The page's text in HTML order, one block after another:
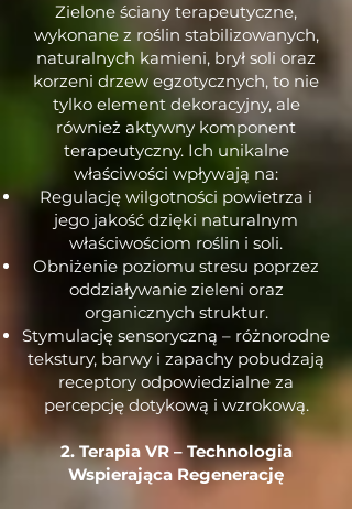
Zielone ściany terapeutyczne,
wykonane z roślin stabilizowanych,
naturalnych kamieni, brył soli oraz
korzeni drzew egzotycznych, to nie
tylko element dekoracyjny, ale
również aktywny komponent
terapeutyczny. Ich unikalne
właściwości wpływają na:
Regulację wilgotności powietrza i
jego jakość dzięki naturalnym
właściwościom roślin i soli.
Obniżenie poziomu stresu poprzez
oddziaływanie zieleni oraz
organicznych struktur.
Stymulację sensoryczną – różnorodne
tekstury, barwy i zapachy pobudzają
receptory odpowiedzialne za
percepcję dotykową i wzrokową.
2. Terapia VR – Technologia
Wspierająca Regenerację